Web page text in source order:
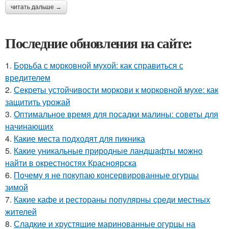
читать дальше →
Последние обновления на сайте:
1. Борьба с морковной мухой: как справиться с
вредителем
2. Секреты устойчивости моркови к морковной мухе: как
защитить урожай
3. Оптимальное время для посадки малины: советы для
начинающих
4. Какие места подходят для пикника
5. Какие уникальные природные ландшафты можно
найти в окрестностях Красноярска
6. Почему я не покупаю консервированные огурцы
зимой
7. Какие кафе и рестораны популярны среди местных
жителей
8. Сладкие и хрустящие маринованные огурцы на